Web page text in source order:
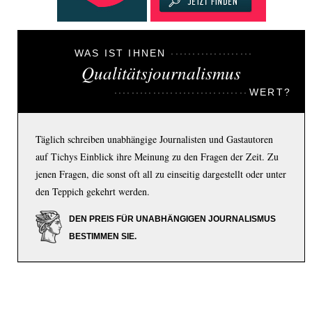
WAS IST IHNEN
Qualitätsjournalismus
WERT?
Täglich schreiben unabhängige Journalisten und Gastautoren
auf Tichys Einblick ihre Meinung zu den Fragen der Zeit. Zu
jenen Fragen, die sonst oft all zu einseitig dargestellt oder unter
den Teppich gekehrt werden.
DEN PREIS FÜR UNABHÄNGIGEN JOURNALISMUS
BESTIMMEN SIE.